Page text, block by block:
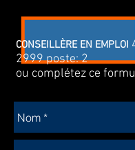
CONSEILLÈRE EN EMPLOI
2999poste: 2
ou complétez ce